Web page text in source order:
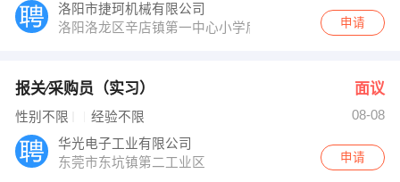
洛阳市捷珂机械有限公司
洛阳洛龙区辛店镇第一中心小学后3号
申请
报关∕采购员（实习） 面议
性别不限 经验不限
08-08
华光电子工业有限公司
东莞市东坑镇第二工业区
申请